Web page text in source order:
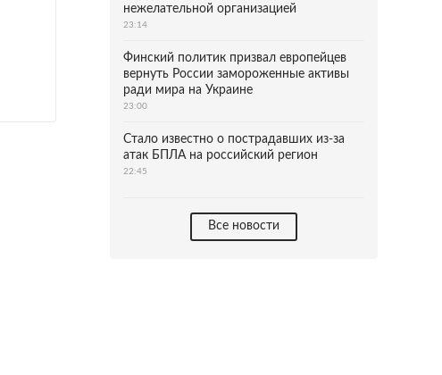
нежелательной организацией
23:14
Финский политик призвал европейцев
вернуть России замороженные активы
ради мира на Украине
23:00
Стало известно о пострадавших из-за
атак БПЛА на российский регион
22:45
Все новости